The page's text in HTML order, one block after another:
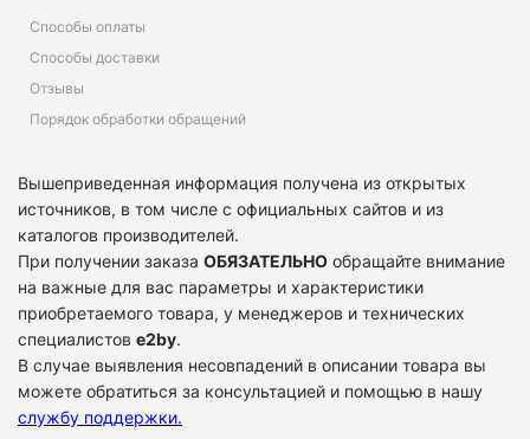
Способы оплаты
Способы доставки
Отзывы
Порядок обработки обращений
Вышеприведенная информация получена из открытых
источников, в том числе с официальных сайтов и из
каталогов производителей.
При получении заказа ОБЯЗАТЕЛЬНО обращайте внимание
на важные для вас параметры и характеристики
приобретаемого товара, у менеджеров и технических
специалистов e2by.
В случае выявления несовпадений в описании товара вы
можете обратиться за консультацией и помощью в нашу
службу поддержки.